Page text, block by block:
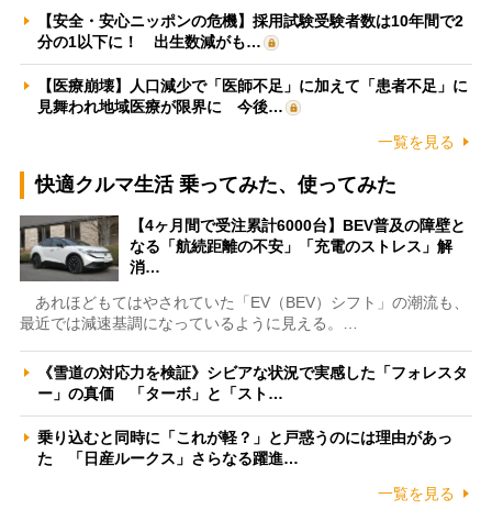
【安全・安心ニッポンの危機】採用試験受験者数は10年間で2
分の1以下に！ 出生数減がも…
【医療崩壊】人口減少で「医師不足」に加えて「患者不足」に
見舞われ地域医療が限界に 今後…
一覧を見る
快適クルマ生活 乗ってみた、使ってみた
【4ヶ月間で受注累計6000台】BEV普及の障壁と
なる「航続距離の不安」「充電のストレス」解
消…
あれほどもてはやされていた「EV（BEV）シフト」の潮流も、
最近では減速基調になっているように見える。…
《雪道の対応力を検証》シビアな状況で実感した「フォレスタ
ー」の真価 「ターボ」と「スト…
乗り込むと同時に「これが軽？」と戸惑うのには理由があっ
た 「日産ルークス」さらなる躍進…
一覧を見る